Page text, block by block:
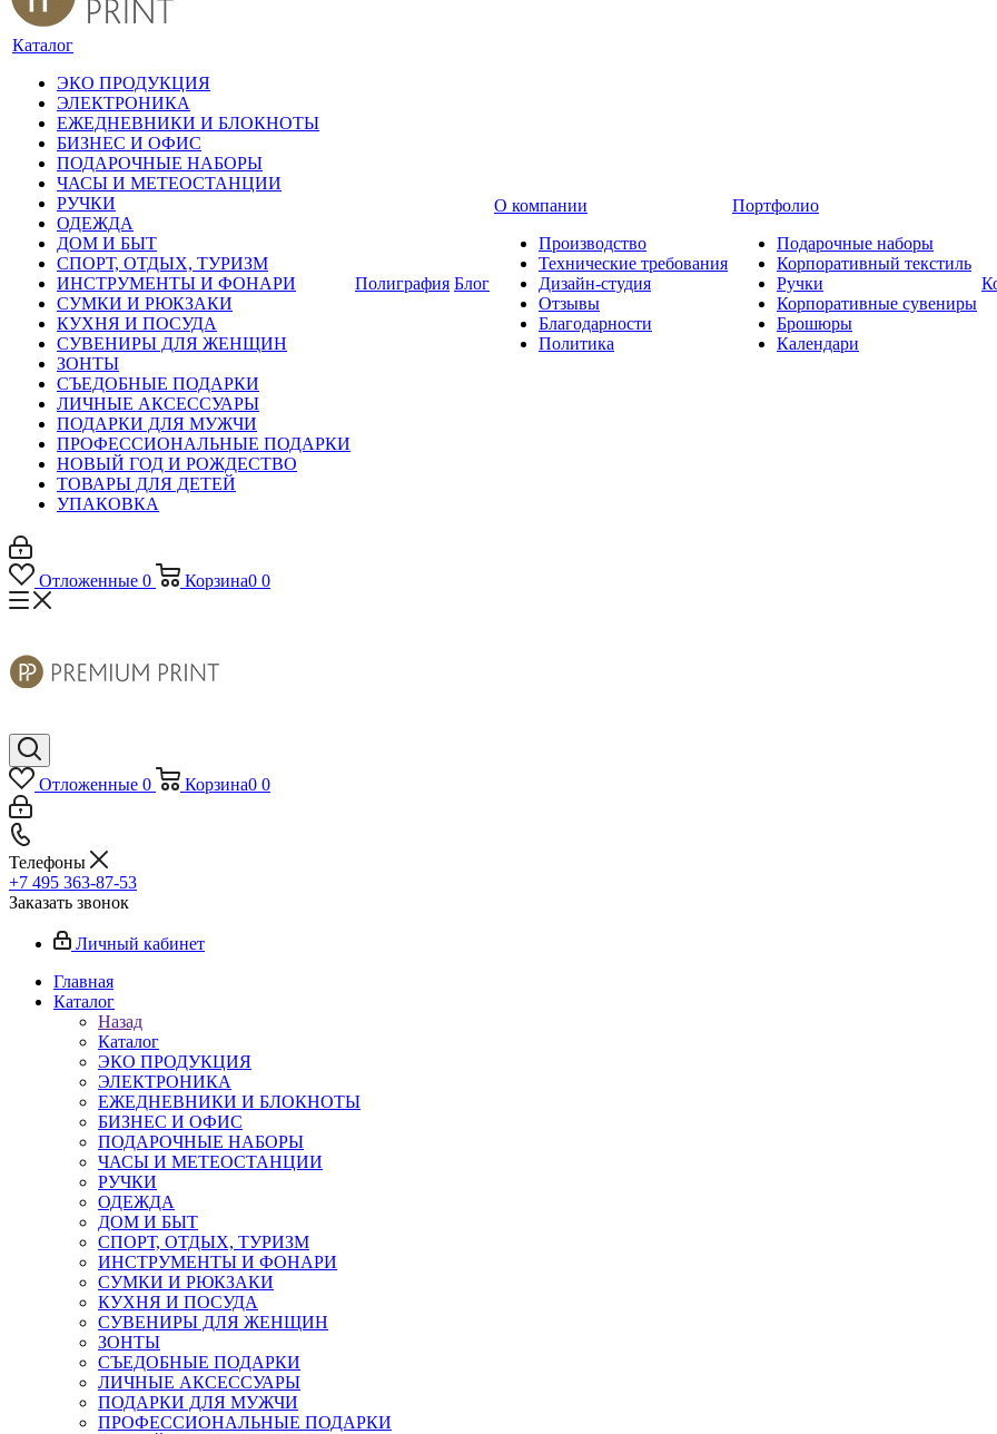
Каталог
ЭКО ПРОДУКЦИЯ
ЭЛЕКТРОНИКА
ЕЖЕДНЕВНИКИ И БЛОКНОТЫ
БИЗНЕС И ОФИС
ПОДАРОЧНЫЕ НАБОРЫ
ЧАСЫ И МЕТЕОСТАНЦИИ
РУЧКИ
ОДЕЖДА
ДОМ И БЫТ
СПОРТ, ОТДЫХ, ТУРИЗМ
ИНСТРУМЕНТЫ И ФОНАРИ
СУМКИ И РЮКЗАКИ
КУХНЯ И ПОСУДА
СУВЕНИРЫ ДЛЯ ЖЕНЩИН
ЗОНТЫ
СЪЕДОБНЫЕ ПОДАРКИ
ЛИЧНЫЕ АКСЕССУАРЫ
ПОДАРКИ ДЛЯ МУЖЧИ
ПРОФЕССИОНАЛЬНЫЕ ПОДАРКИ
НОВЫЙ ГОД И РОЖДЕСТВО
ТОВАРЫ ДЛЯ ДЕТЕЙ
УПАКОВКА
Полиграфия Блог
О компании
Производство
Технические требования
Дизайн-студия
Отзывы
Благодарности
Политика
Портфолио
Подарочные наборы
Корпоративный текстиль
Ручки
Корпоративные сувениры
Брошюры
Календари
Отложенные 0 Корзина0 0
Отложенные 0 Корзина0 0
Телефоны
+7 495 363-87-53
Заказать звонок
Личный кабинет
Главная
Каталог
Назад
Каталог
ЭКО ПРОДУКЦИЯ
ЭЛЕКТРОНИКА
ЕЖЕДНЕВНИКИ И БЛОКНОТЫ
БИЗНЕС И ОФИС
ПОДАРОЧНЫЕ НАБОРЫ
ЧАСЫ И МЕТЕОСТАНЦИИ
РУЧКИ
ОДЕЖДА
ДОМ И БЫТ
СПОРТ, ОТДЫХ, ТУРИЗМ
ИНСТРУМЕНТЫ И ФОНАРИ
СУМКИ И РЮКЗАКИ
КУХНЯ И ПОСУДА
СУВЕНИРЫ ДЛЯ ЖЕНЩИН
ЗОНТЫ
СЪЕДОБНЫЕ ПОДАРКИ
ЛИЧНЫЕ АКСЕССУАРЫ
ПОДАРКИ ДЛЯ МУЖЧИ
ПРОФЕССИОНАЛЬНЫЕ ПОДАРКИ